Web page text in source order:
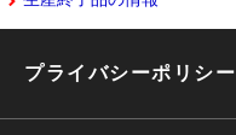
プライバシーポリシー